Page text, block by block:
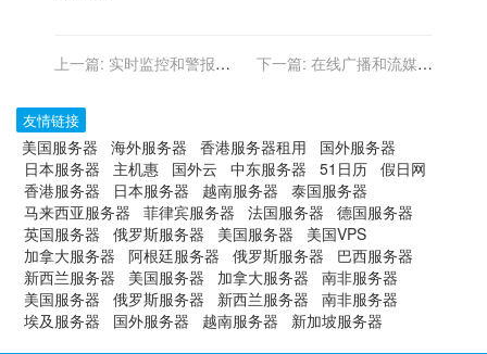
上一篇: 实时监控和警报：
下一篇: 在线广播和流媒体
友情链接
美国服务器 海外服务器 香港服务器租用
国外服务器
日本服务器
主机惠 国外云 中东服务器 51日历 假日网
香港服务器
日本服务器 越南服务器
泰国服务器
马来西亚服务器
菲律宾服务器 法国服务器
德国服务器
英国服务器
俄罗斯服务器 美国服务器
美国VPS
加拿大服务器
阿根廷服务器 俄罗斯服务器
巴西服务器
新西兰服务器
美国服务器 加拿大服务器
南非服务器
美国服务器
俄罗斯服务器 新西兰服务器
南非服务器
埃及服务器
国外服务器 越南服务器 新加坡服务器